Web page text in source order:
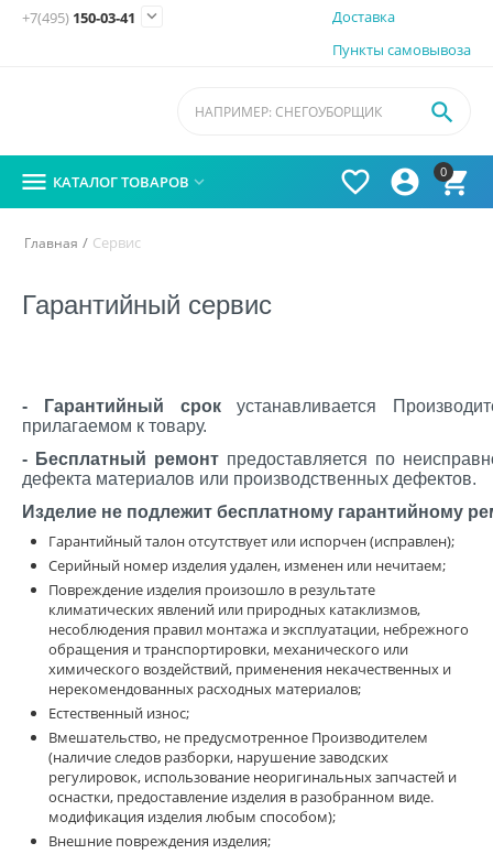
Доставка
Пункты самовывоза
+7(495) 150-03-41 
0




 КАТАЛОГ ТОВАРОВ 
Главная / Сервис
Гарантийный сервис
- Гарантийный срокустанавливается
прилагаемом к товару.
- Бесплатный ремонт предоставляется по
дефекта материалов или производственных дефектов.
Изделие не подлежит бесплатному гарантийному
Гарантийный талон отсутствует или испорчен (исправлен);
Серийный номер изделия удален, изменен или нечитаем;
Повреждение изделия произошло в результате
климатических явлений или природных катаклизмов,
несоблюдения правил монтажа и эксплуатации, небрежного
обращения и транспортировки, механического или
химического воздействий, применения некачественных и
нерекомендованных расходных материалов;
Естественный износ;
Вмешательство, не предусмотренное Производителем
(наличие следов разборки, нарушение заводских
регулировок, использование неоригинальных запчастей и
оснастки, предоставление изделия в разобранном виде.
модификация изделия любым способом);
Внешние повреждения изделия;